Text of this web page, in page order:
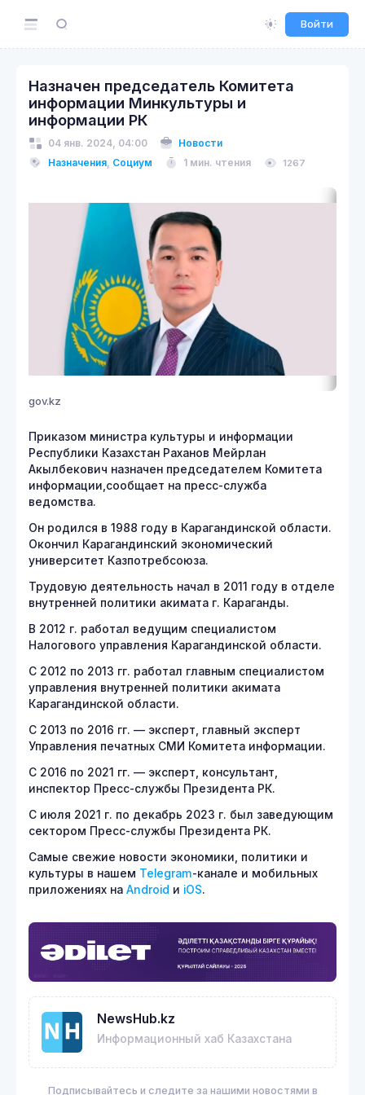
Войти
Назначен председатель Комитета
информации Минкультуры и
информации РК
04 янв. 2024, 04:00
Новости
Назначения, Социум 1 мин. чтения 1267
gov.kz
Приказом министра культуры и информации
Республики Казахстан Раханов Мейрлан
Акылбекович назначен председателем Комитета
информации,сообщает на пресс-служба
ведомства.
Он родился в 1988 году в Карагандинской области.
Окончил Карагандинский экономический
университет Казпотребсоюза.
Трудовую деятельность начал в 2011 году в отделе
внутренней политики акимата г. Караганды.
В 2012 г. работал ведущим специалистом
Налогового управления Карагандинской области.
С 2012 по 2013 гг. работал главным специалистом
управления внутренней политики акимата
Карагандинской области.
С 2013 по 2016 гг. — эксперт, главный эксперт
Управления печатных СМИ Комитета информации.
С 2016 по 2021 гг. — эксперт, консультант,
инспектор Пресс-службы Президента РК.
С июля 2021 г. по декабрь 2023 г. был заведующим
сектором Пресс-службы Президента РК.
Самые свежие новости экономики, политики и
культуры в нашем Telegram-канале и мобильных
приложениях на Android и iOS.
NewsHub.kz
Информационный хаб Казахстана
Подписывайтесь и следите за нашими новостями в